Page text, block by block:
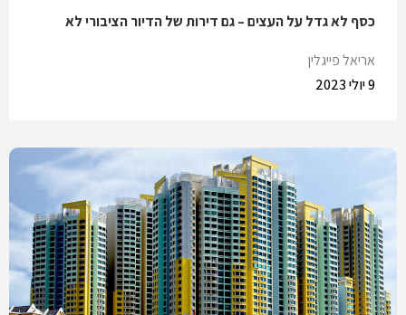
כסף לא גדל על העצים – גם דירות של הדיור הציבורי לא
אריאל פייגלין
9 יולי 2023